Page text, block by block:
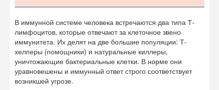
В иммунной системе человека встречаются два типа Т-
лимфоцитов, которые отвечают за клеточное звено
иммунитета. Их делят на две большие популяции: Т-
хелперы (помощники) и натуральные киллеры,
уничтожающие бактериальные клетки. В норме они
уравновешены и иммунный ответ строго соответствует
возникшей угрозе.